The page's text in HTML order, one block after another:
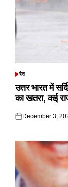
POSTED
देश
उत्तर भारत में
का खतरा, कई
Posted
December 3,